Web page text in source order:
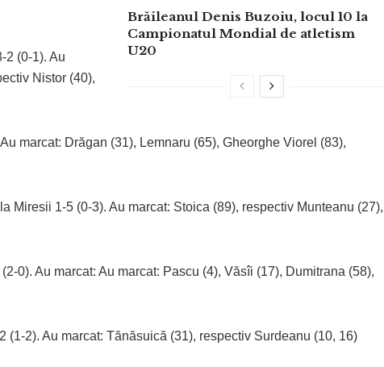
Brăileanul Denis Buzoiu, locul 10 la
Campionatul Mondial de atletism
U20
2 (0-1). Au
Nistor (40),
marcat: Drăgan (31), Lemnaru (65), Gheorghe Viorel (83),
Miresii 1-5 (0-3). Au marcat: Stoica (89), respectiv Munteanu (27),
0). Au marcat: Au marcat: Pascu (4), Văsîi (17), Dumitrana (58),
(1-2). Au marcat: Tănăsuică (31), respectiv Surdeanu (10, 16)